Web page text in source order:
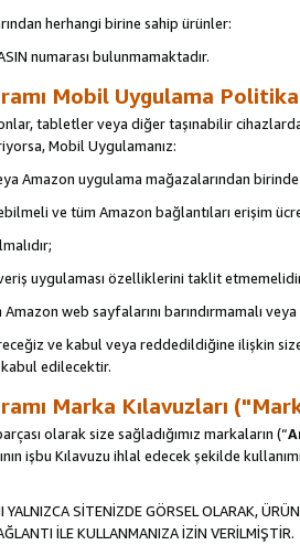
herhangi birine sahip ürünler:
numarası bulunmamaktadır.
Mobil Uygulama
tabletler veya diğer taşınabilir
Mobil Uygulamanız:
Amazon uygulama mağazalarından birinde
ve tüm Amazon bağlantıları erişim
uygulaması özelliklerini taklit
web sayfalarını barındırmamalı
ve kabul veya reddedildiğine ilişkin
edilecektir.
Marka Kılavuzları
olarak size sağladığımız markaların (“
işbu Kılavuzu ihlal edecek şekilde
SİTENİZDE GÖRSEL OLARAK,
İLE KULLANMANIZA İZİN VERİLMİŞTİR.